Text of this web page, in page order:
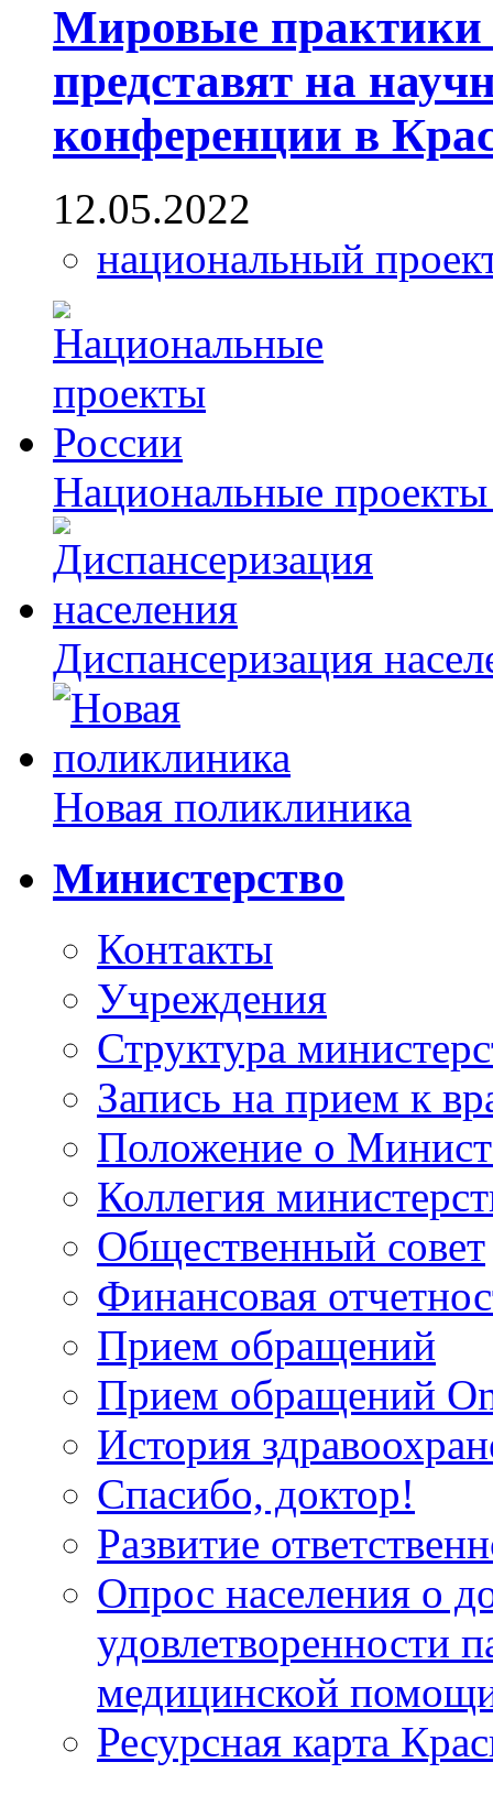
Мировые практики
представят на
конференции в
12.05.2022
национальный
Национальные
Диспансеризация
Новая поликлиника
Министерство
Контакты
Учреждения
Структура
Запись на прием к
Положение о
Коллегия
Общественный совет
Финансовая
Прием обращений
Прием обращений
История
Спасибо, доктор!
Развитие
Опрос населения о
удовлетворенности
медицинской
Ресурсная карта